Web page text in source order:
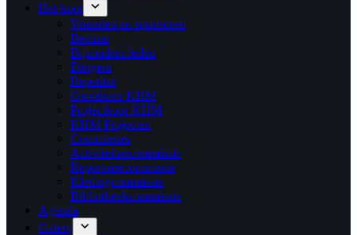
Het koor
Vrienden en sponsoren
Bestuur
Bijzondere leden
Dirigent
Repetitor
Grootkoor KHM
Projectkoor KHM
KHM Projecten
Commissies
Activiteitencommissie
Repertoirecommissie
Kledingcommissie
Bibliotheekcommissie
Agenda
Galerij